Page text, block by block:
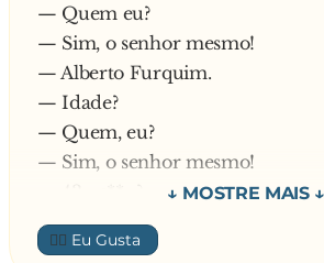
— Quem eu?
— Sim, o senhor mesmo!
— Alberto Furquim.
— Idade?
— Quem, eu?
— Sim, o senhor mesmo!
— Quem, eu?
— Nao, eu, po!!!
👍🏼